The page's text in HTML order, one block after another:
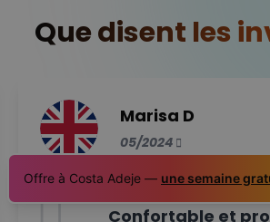
Que disent les
Marisa D
05/2024
Confortable et
Offre à Costa Adeje — une semaine